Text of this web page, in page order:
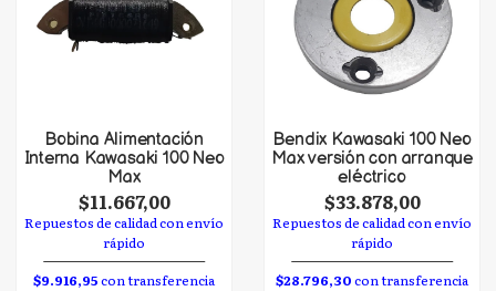
Bobina Alimentación
Interna Kawasaki 100 Neo
Max
$11.667,00
Repuestos de calidad con envío
rápido
$9.916,95con transferencia
Bendix Kawasaki 100 Neo
Max versión con arranque
eléctrico
$33.878,00
Repuestos de calidad con envío
rápido
$28.796,30con transferencia